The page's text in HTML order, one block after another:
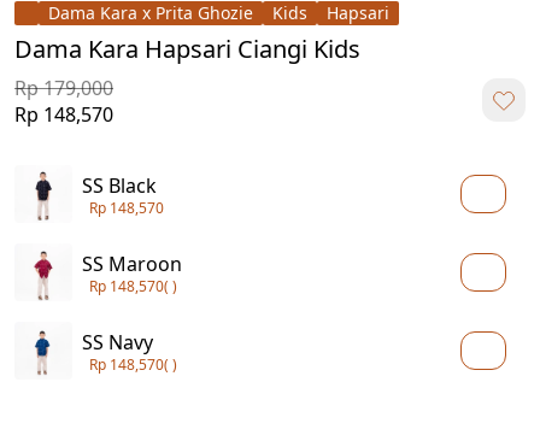
Dama Kara x Prita Ghozie Kids Hapsari
Dama Kara Hapsari Ciangi Kids
Rp 179,000
Rp 148,570
SS Black
Rp 148,570
SS Maroon
Rp 148,570( )
SS Navy
Rp 148,570( )